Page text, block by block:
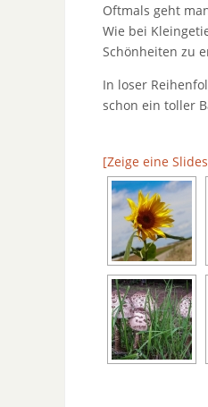
Oftmals geht
Wie bei
Schönheiten zu
In loser
schon ein toller
[Zeige eine